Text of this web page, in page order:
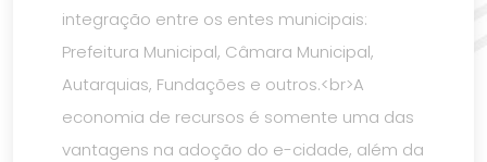
integração entre os entes municipais:
Prefeitura Municipal, Câmara Municipal,
Autarquias, Fundações e outros.<br>A
economia de recursos é somente uma das
vantagens na adoção do e-cidade, além da